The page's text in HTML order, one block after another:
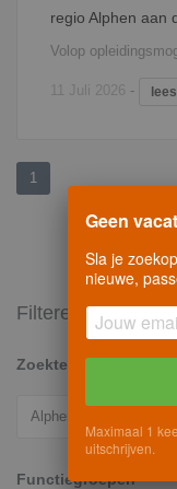
regio Alphen aan
11 Juli 2026 -
1
Filteren
Zoekterm
Functiegroepen
Geen
Sla je
nieuwe,
Maximaal 1
uitschrijven.